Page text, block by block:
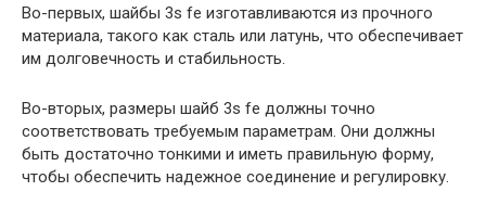
Во-первых, шайбы 3s fe изготавливаются из прочного
материала, такого как сталь или латунь, что обеспечивает
им долговечность и стабильность.
Во-вторых, размеры шайб 3s fe должны точно
соответствовать требуемым параметрам. Они должны
быть достаточно тонкими и иметь правильную форму,
чтобы обеспечить надежное соединение и регулировку.